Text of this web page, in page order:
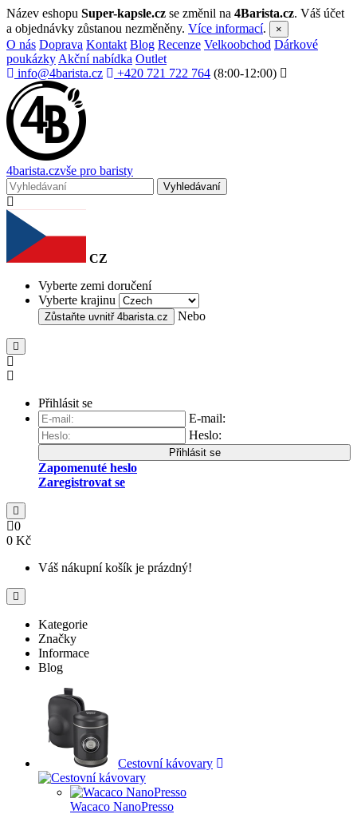
Název eshopu Super-kapsle.cz se změnil na 4Barista.cz. Váš účet
a objednávky zůstanou nezměněny. Více informací. ×
O nás Doprava Kontakt Blog Recenze Velkoobchod Dárkové
poukázky Akční nabídka Outlet
info@4barista.cz
+420 721 722 764 (8:00-12:00)
4barista.czvše pro baristy
Vyhledávaní
CZ
Vyberte zemi doručení
Vyberte krajinu
Zůstaňte uvnitř 4barista.cz Nebo
Přihlásit se
E-mail:
Heslo:
Přihlásit se
Zapomenuté heslo
Zaregistrovat se
0
0 Kč
Váš nákupní košík je prázdný!
Kategorie
Značky
Informace
Blog
Cestovní kávovary
Wacaco NanoPresso